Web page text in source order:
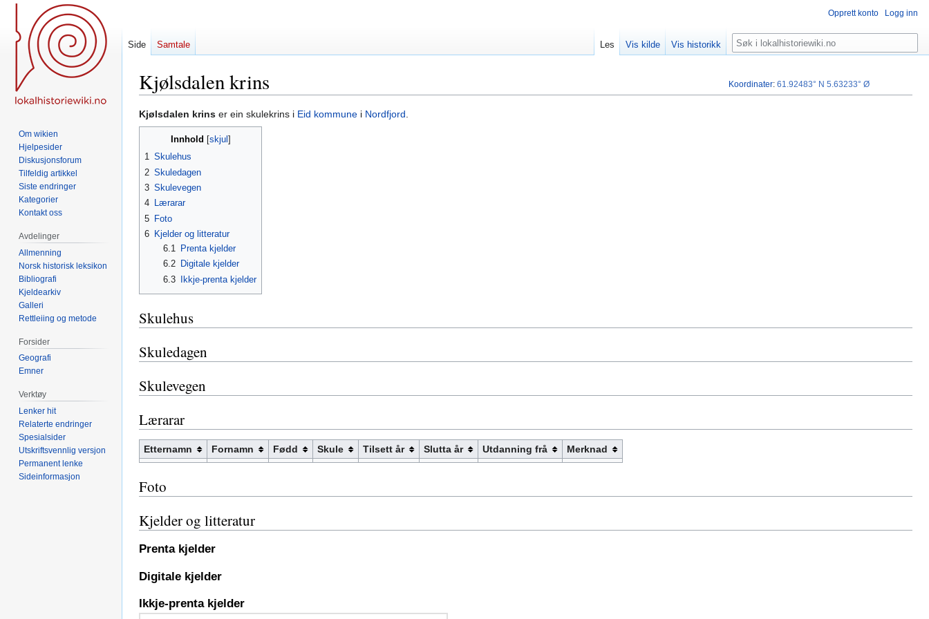
Kjølsdalen krins
Hopp
til
navigering
Hopp
til
Kjølsdalen krins er ein skulekrins i Eid kommune i Nordfjord.
Innhold
1 Skulehus
2 Skuledagen
3 Skulevegen
4 Lærarar
5 Foto
6 Kjelder og litteratur
6.1
Prenta kjelder
6.2
Digitale kjelder
6.3 Ikkje-prenta kjelder
Skulehus
Skuledagen
Skulevegen
Lærarar
Etternamn Fornamn Fødd Skule Tilsett år Slutta år Utdanning frå Merknad
Foto
Kjelder og litteratur
Prenta kjelder
Digitale kjelder
Ikkje-prenta kjelder
Koordinater:61.92483° N 5.63233° Ø
Opprett konto Logg inn
Side Samtale Les Vis kilde Vis historikk Søk
Om wikien
Hjelpesider
Diskusjonsforum
Tilfeldig artikkel
Siste endringer
Kategorier
Kontakt oss
Avdelinger
Allmenning
Norsk historisk leksikon
Bibliografi
Kjeldearkiv
Galleri
Rettleiing og metode
Forsider
Geografi
Emner
Verktøy
Lenker hit
Relaterte endringer
Spesialsider
Utskriftsvennlig versjon
Permanent lenke
Sideinformasjon